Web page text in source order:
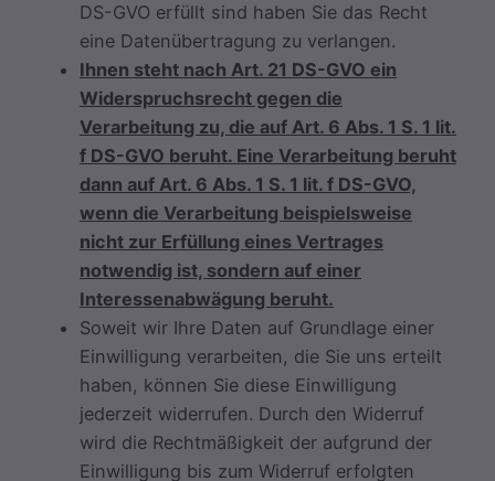
DS-GVO erfüllt sind haben Sie das Recht
eine Datenübertragung zu verlangen.
Ihnen steht nach Art. 21 DS-GVO ein
Widerspruchsrecht gegen die
Verarbeitung zu, die auf Art. 6 Abs. 1 S. 1 lit.
f DS-GVO beruht. Eine Verarbeitung beruht
dann auf Art. 6 Abs. 1 S. 1 lit. f DS-GVO,
wenn die Verarbeitung beispielsweise
nicht zur Erfüllung eines Vertrages
notwendig ist, sondern auf einer
Interessenabwägung beruht.
Soweit wir Ihre Daten auf Grundlage einer
Einwilligung verarbeiten, die Sie uns erteilt
haben, können Sie diese Einwilligung
jederzeit widerrufen. Durch den Widerruf
wird die Rechtmäßigkeit der aufgrund der
Einwilligung bis zum Widerruf erfolgten